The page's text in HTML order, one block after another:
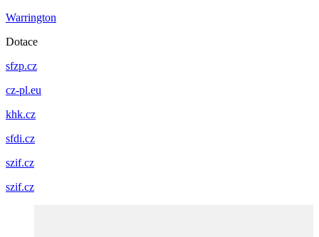
Warrington
Dotace
sfzp.cz
cz-pl.eu
khk.cz
sfdi.cz
szif.cz
szif.cz